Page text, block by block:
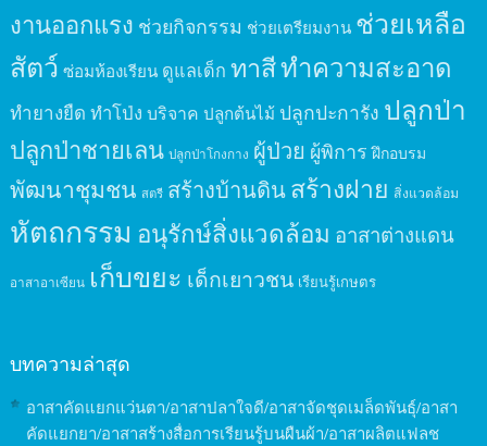
งานออกแรง ช่วยกิจกรรม ช่วยเตรียมงาน ช่วยเหลือ
สัตว์ ซ่อมห้องเรียน ดูแลเด็ก ทาสีทำความสะอาด
ทำยางยืด ทำโป่ง บริจาค ปลูกต้นไม้ ปลูกปะการัง ปลูกป่า
ปลูกป่าชายเลน ปลูกป่าโกงกาง ผู้ป่วย ผู้พิการ ฝึกอบรม
พัฒนาชุมชน สตรี สร้างบ้านดินสร้างฝาย สิ่งแวดล้อม
หัตถกรรม อนุรักษ์สิ่งแวดล้อม อาสาต่างแดน
อาสาอาเซียน เก็บขยะ เด็กเยาวชน เรียนรู้เกษตร
บทความล่าสุด
อาสาคัดแยกแว่นตา/อาสาปลาใจดี/อาสาจัดชุดเมล็ดพันธุ์/อาสา
คัดแยกยา/อาสาสร้างสื่อการเรียนรู้บนผืนผ้า/อาสาผลิตแฟลช